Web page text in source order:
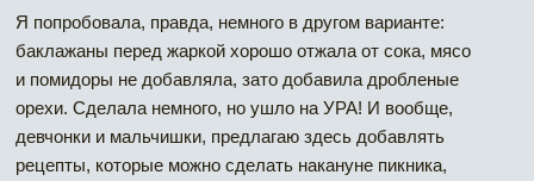
Я попробовала, правда, немного в другом варианте:
баклажаны перед жаркой хорошо отжала от сока, мясо
и помидоры не добавляла, зато добавила дробленые
орехи. Сделала немного, но ушло на УРА! И вообще,
девчонки и мальчишки, предлагаю здесь добавлять
рецепты, которые можно сделать накануне пикника,